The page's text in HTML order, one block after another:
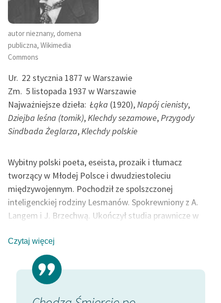
sprawozdania finansowe
Regulamin darowizn
Informacja o treściach
wrażliwych
Deklaracja dostępności
autor nieznany, domena
publiczna, Wikimedia
Commons
Ur. 22 stycznia 1877 w Warszawie
Zm. 5 listopada 1937 w Warszawie
Najważniejsze dzieła: Łąka (1920), Napój cienisty,
Dziejba leśna (tomik), Klechdy sezamowe, Przygody
Sindbada Żeglarza, Klechdy polskie
Wybitny polski poeta, eseista, prozaik i tłumacz
tworzący w Młodej Polsce i dwudziestoleciu
międzywojennym. Pochodził ze spolszczonej
inteligenckiej rodziny Lesmanów. Spokrewniony z A.
Langem i J. Brzechwą. Ukończył studia prawnicze w
Warszawie. Jego poezję cechował symbolizm,
sensualizm, mistycyzm, spirytyzm, zainteresowanie
paranormalnością, postulowanie powrotu do natury
(poeta jako „człowiek pierwotny”), poszukiwanie
miejsca Boga w świecie, ale i egzystencjalne spory ze
Czytaj więcej